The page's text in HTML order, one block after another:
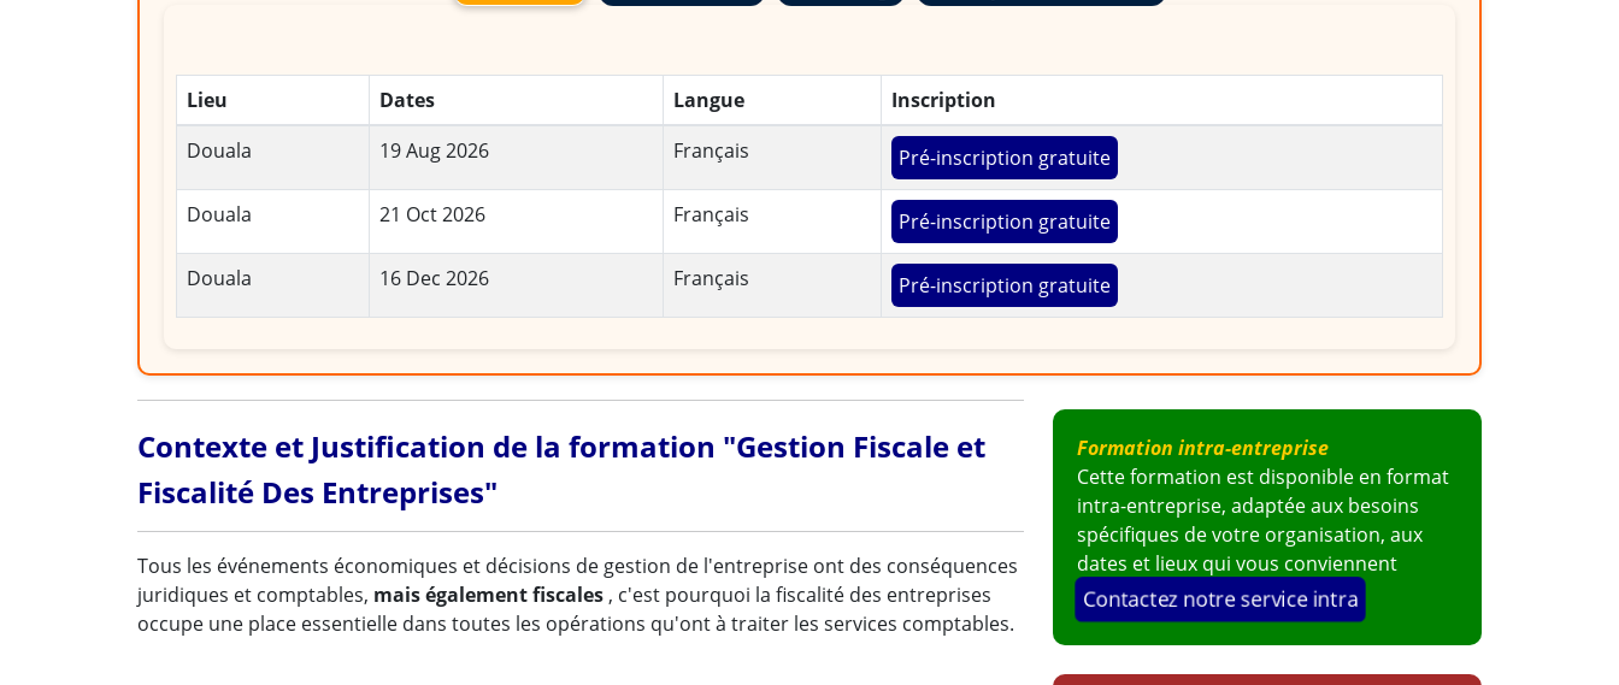
Lieu Dates Langue
Inscription
Douala
19 Aug 2026 Français Pré-inscription gratuite
Douala 21 Oct 2026 Français Pré-inscription gratuite
Douala 16 Dec 2026 Français Pré-inscription gratuite
Contexte et Justification de la formation "Gestion Fiscale et
Fiscalité Des Entreprises"
Tous les événements économiques et décisions de gestion de l'entreprise ont des conséquences
juridiques et comptables, mais également fiscales , c'est pourquoi la fiscalité des entreprises
occupe une place essentielle dans toutes les opérations qu'ont à traiter les services comptables.
Formation intra-entreprise
Cette formation est disponible en format
intra-entreprise, adaptée aux besoins
spécifiques de votre organisation, aux
dates et lieux qui vous conviennent
Contactez notre service intra